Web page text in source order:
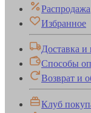
Распродажа
Избранное
Доставка и
Способы
Возврат и
Клуб